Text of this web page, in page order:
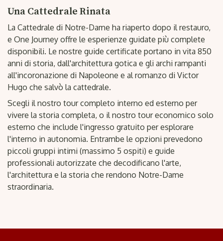
Una Cattedrale Rinata
La Cattedrale di Notre-Dame ha riaperto dopo il restauro,
e One Journey offre le esperienze guidate più complete
disponibili. Le nostre guide certificate portano in vita 850
anni di storia, dall'architettura gotica e gli archi rampanti
all'incoronazione di Napoleone e al romanzo di Victor
Hugo che salvò la cattedrale.
Scegli il nostro tour completo interno ed esterno per
vivere la storia completa, o il nostro tour economico solo
esterno che include l'ingresso gratuito per esplorare
l'interno in autonomia. Entrambe le opzioni prevedono
piccoli gruppi intimi (massimo 5 ospiti) e guide
professionali autorizzate che decodificano l'arte,
l'architettura e la storia che rendono Notre-Dame
straordinaria.